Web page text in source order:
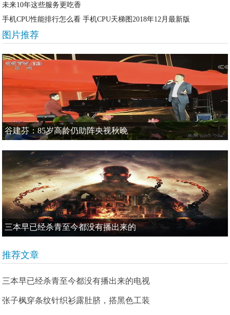
未来10年这些服务更吃香
手机CPU性能排行怎么看 手机CPU天梯图2018年12月最新版
图片推荐
谷建芬：85岁高龄仍助阵央视秋晚
三本早已经杀青至今都没有播出来的
推荐文章
三本早已经杀青至今都没有播出来的电视
张子枫穿条纹针织衫露肚脐，搭黑色工装